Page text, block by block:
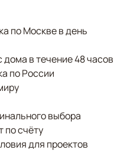
по Москве в день
в течение 48 часов
по России
выбора
по счёту
для проектов